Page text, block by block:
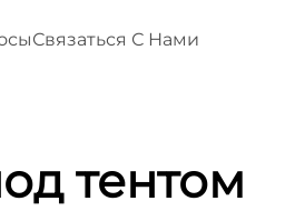
Связаться С Нами
тентом